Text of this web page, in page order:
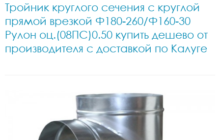
Тройник круглого сечения с круглой
прямой врезкой Ф180-260/Ф160-30
Рулон оц.(08ПС)0.50 купить дешево от
производителя с доставкой по Калуге